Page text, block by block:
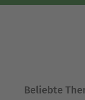
Beliebte